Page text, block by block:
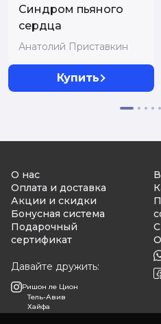
Синдром пьяного
сердца
Анатолий Приставкин
Купить
О нас
Оплата и доставка
Акции и скидки
Бонусная система
Подарочный
сертификат
Давайте дружить:
Ришон ле Цион
Тель-Авив
Хайфа